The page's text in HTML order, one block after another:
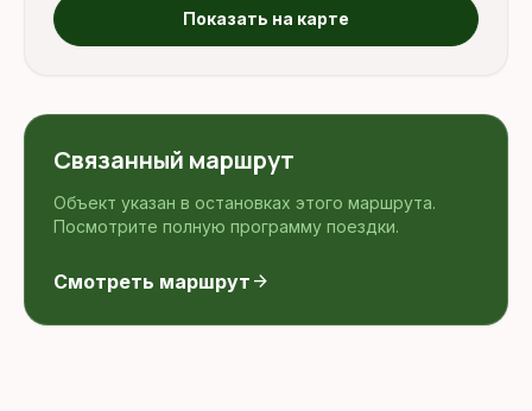
Показать на карте
Связанный маршрут
Объект указан в остановках этого маршрута.
Посмотрите полную программу поездки.
Смотреть маршрут arrow_forward